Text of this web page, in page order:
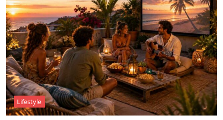
Lifestyle